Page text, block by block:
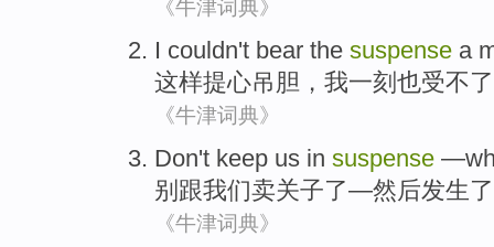
《牛津词典》
I couldn't bear the suspense a
这样提心吊胆 ， 我一刻 也受不了
《牛津词典》
Don't keep us in suspense —
别 跟我们卖关子了—然后发生了
《牛津词典》